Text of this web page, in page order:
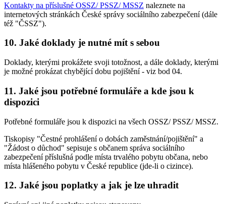
Kontakty na příslušné OSSZ/ PSSZ/ MSSZ naleznete na
internetových stránkách České správy sociálního zabezpečení (dále
též "ČSSZ").
10. Jaké doklady je nutné mít s sebou
Doklady, kterými prokážete svoji totožnost, a dále doklady, kterými
je možné prokázat chybějící dobu pojištění - viz bod 04.
11. Jaké jsou potřebné formuláře a kde jsou k
dispozici
Potřebné formuláře jsou k dispozici na všech OSSZ/ PSSZ/ MSSZ.
Tiskopisy "Čestné prohlášení o dobách zaměstnání/pojištění" a
"Žádost o důchod" sepisuje s občanem správa sociálního
zabezpečení příslušná podle místa trvalého pobytu občana, nebo
místa hlášeného pobytu v České republice (jde-li o cizince).
12. Jaké jsou poplatky a jak je lze uhradit